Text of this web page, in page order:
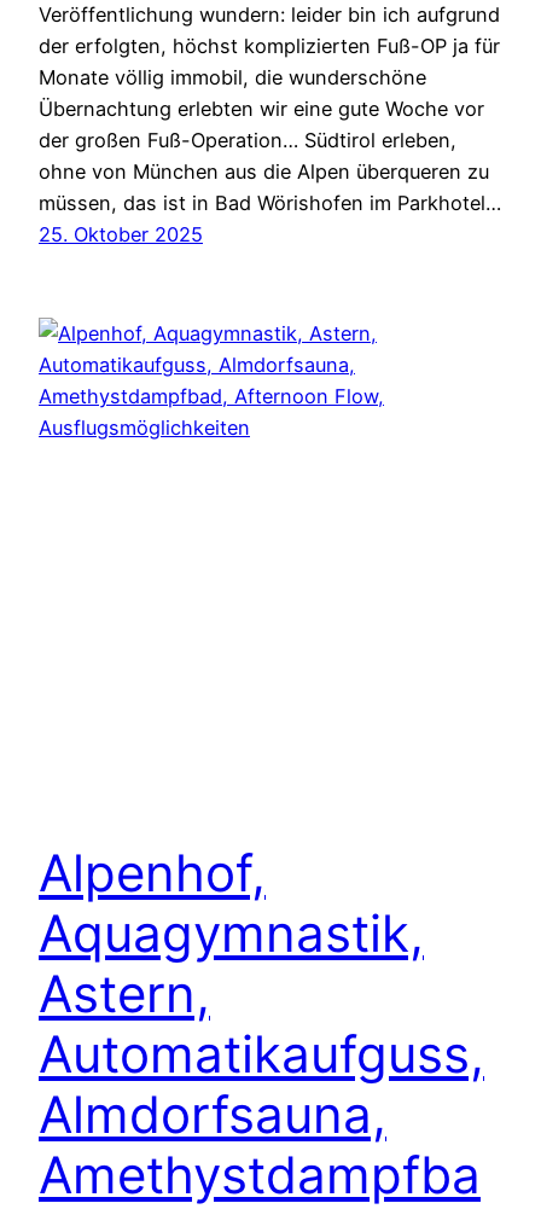
Veröffentlichung wundern: leider bin ich aufgrund
der erfolgten, höchst komplizierten Fuß-OP ja für
Monate völlig immobil, die wunderschöne
Übernachtung erlebten wir eine gute Woche vor
der großen Fuß-Operation… Südtirol erleben,
ohne von München aus die Alpen überqueren zu
müssen, das ist in Bad Wörishofen im Parkhotel…
25. Oktober 2025
Alpenhof,
Aquagymnastik,
Astern,
Automatikaufguss,
Almdorfsauna,
Amethystdampfba